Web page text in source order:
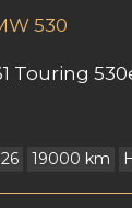
530
Touring
19000 km